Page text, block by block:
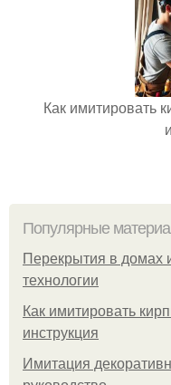
Как имитировать
Популярные
Перекрытия в домах
технологии
Как имитировать
инструкция
Имитация